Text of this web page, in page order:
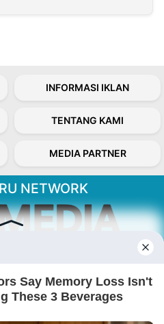
INFORMASI IKLAN
TENTANG KAMI
MEDIA PARTNER
NETWORK
berita aktual dan
pandang berbaik sangka